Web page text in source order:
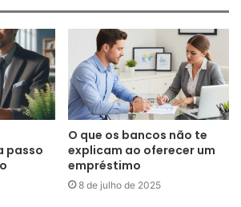
passo
O que os bancos não te
explicam ao oferecer um
empréstimo
8 de julho de 2025